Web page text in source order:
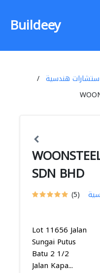
Buildeey
هندسية
SDN BHD
(5)
Lot 11656 Jalan
Sungai Putus
Batu 2 1/2
Jalan Kapa...